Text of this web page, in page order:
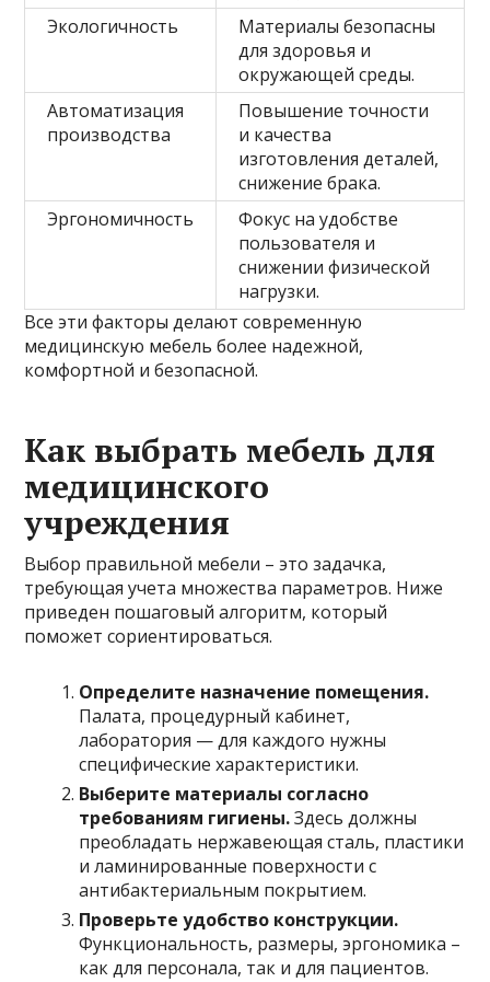
Экологичность
Материалы безопасны
для здоровья и
окружающей среды.
Автоматизация
производства
Повышение точности
и качества
изготовления деталей,
снижение брака.
Эргономичность
Фокус на удобстве
пользователя и
снижении физической
нагрузки.
Все эти факторы делают современную
медицинскую мебель более надежной,
комфортной и безопасной.
Как выбрать мебель для
медицинского
учреждения
Выбор правильной мебели – это задачка,
требующая учета множества параметров. Ниже
приведен пошаговый алгоритм, который
поможет сориентироваться.
Определите назначение помещения.
Палата, процедурный кабинет,
лаборатория — для каждого нужны
специфические характеристики.
Выберите материалы согласно
требованиям гигиены.Здесь должны
преобладать нержавеющая сталь, пластики
и ламинированные поверхности с
антибактериальным покрытием.
Проверьте удобство конструкции.
Функциональность, размеры, эргономика –
как для персонала, так и для пациентов.